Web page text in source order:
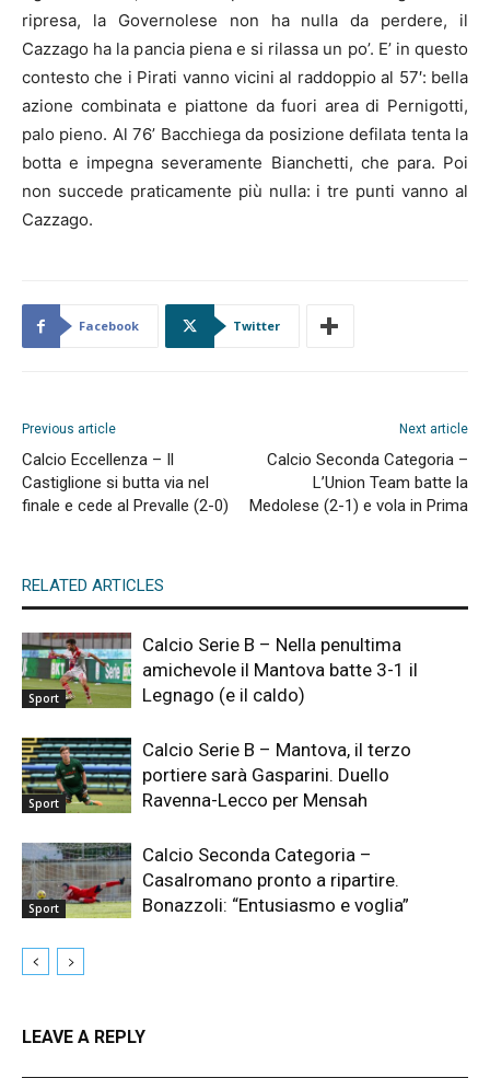
ripresa, la Governolese non ha nulla da perdere, il
Cazzago ha la pancia piena e si rilassa un po’. E’ in questo
contesto che i Pirati vanno vicini al raddoppio al 57′: bella
azione combinata e piattone da fuori area di Pernigotti,
palo pieno. Al 76’ Bacchiega da posizione defilata tenta la
botta e impegna severamente Bianchetti, che para. Poi
non succede praticamente più nulla: i tre punti vanno al
Cazzago.
Facebook Twitter
Previous article
Calcio Eccellenza – Il
Castiglione si butta via nel
finale e cede al Prevalle (2-0)
Next article
Calcio Seconda Categoria –
L’Union Team batte la
Medolese (2-1) e vola in Prima
RELATED ARTICLES
Sport
Calcio Serie B – Nella penultima
amichevole il Mantova batte 3-1 il
Legnago (e il caldo)
Sport
Calcio Serie B – Mantova, il terzo
portiere sarà Gasparini. Duello
Ravenna-Lecco per Mensah
Sport
Calcio Seconda Categoria –
Casalromano pronto a ripartire.
Bonazzoli: “Entusiasmo e voglia”
LEAVE A REPLY